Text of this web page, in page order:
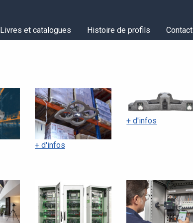
Livres et catalogues Histoire de profils Contact
+ d'infos
+ d'infos